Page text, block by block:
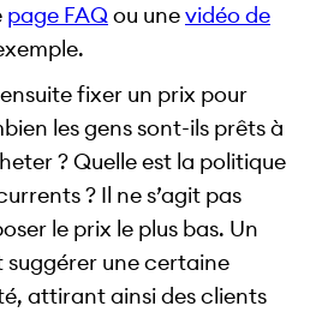
page FAQou unevidéo de
fixer un prix pour
les gens sont-ils prêts à
? Quelle est la politique
? Il ne s’agit pas
le prix le plus bas. Un
suggérer une certaine
attirant ainsi des clients